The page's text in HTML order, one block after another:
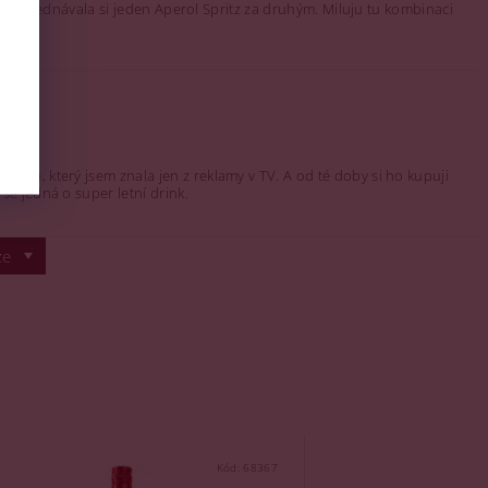
objednávala si jeden Aperol Spritz za druhým. Miluju tu kombinaci
který jsem znala jen z reklamy v TV. A od té doby si ho kupuji
jedná o super letní drink.
Kód: 68367